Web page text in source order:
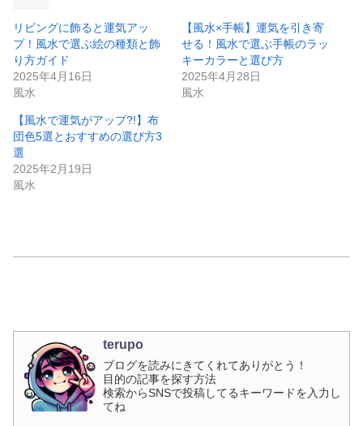
リビングに飾ると運気アッ
プ！風水で選ぶ絵の種類と飾
り方ガイド
2025年4月16日
風水
【風水×手帳】運気を引き寄
せる！風水で選ぶ手帳のラッ
キーカラーと選び方
2025年4月28日
風水
【風水で運気がアップ?!】布
団色5選とおすすめの選び方3
選
2025年2月19日
風水
terupo
ブログを読みにきてくれてありがとう！
目的の記事を探す方法
検索からSNSで投稿してるキーワードを入力し
てね